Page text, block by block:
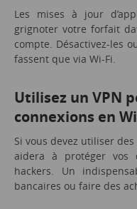
Les mises à jour
grignoter votre forfait
compte. Désactivez-les
fassent que via Wi-Fi.
Utilisez un VPN
connexions en
Si vous devez utiliser
aidera à protéger vos
hackers. Un
bancaires ou faire des